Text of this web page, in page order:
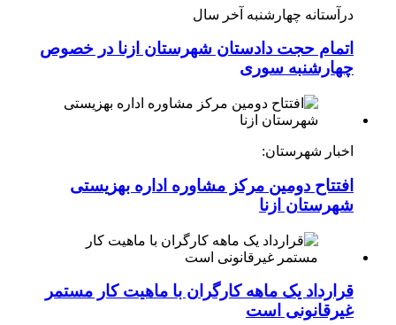
درآستانه چهارشنبه آخر سال
اتمام حجت دادستان شهرستان ازنا در خصوص
چهارشنبه ‌سوری
اخبار شهرستان:
افتتاح دومین مرکز مشاوره اداره بهزیستی
شهرستان ازنا
قرارداد یک ماهه کارگران با ماهیت کار مستمر
غیرقانونی است